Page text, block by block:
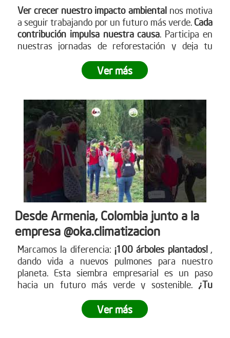
Ver crecer nuestro impacto ambientalnos motiva
a seguir trabajando por un futuro más verde.Cada
contribución impulsa nuestra causa. Participa en
nuestras jornadas de reforestación y deja tu
visitando nuestra página web
www.reddearboles.org
Ver más
Desde Armenia, Colombia junto a la
empresa @oka.climatizacion
Marcamos la diferencia: ¡100 árboles plantados! ,
dando vida a nuevos pulmones para nuestro
planeta. Esta siembra empresarial es un paso
hacia un futuro más verde y sostenible. ¿Tu
Ver más